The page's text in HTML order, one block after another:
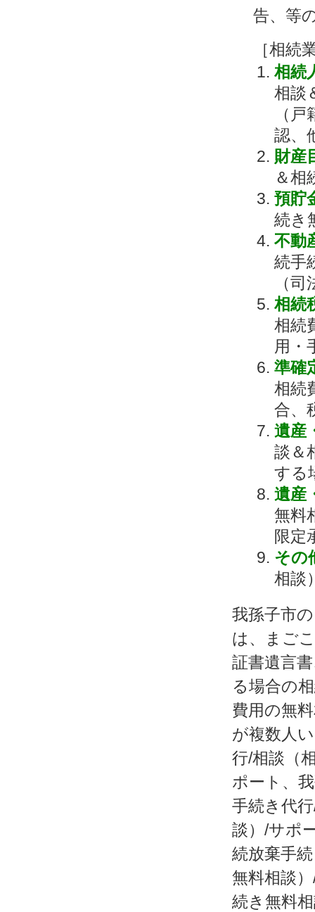
告、等
［相続
相続
相談
（
認、
財産
＆相
預貯
続き
不動
続手
（
相続
相続
用・
準確
相続
合、
遺産
談＆
する
遺産
無料
限定
その
相談
我孫子市
は、まご
証書遺言
る場合の
費用の無
が複数人
行/相談（
ポート、
手続き代
談）/サポ
続放棄手
無料相談
続き無料